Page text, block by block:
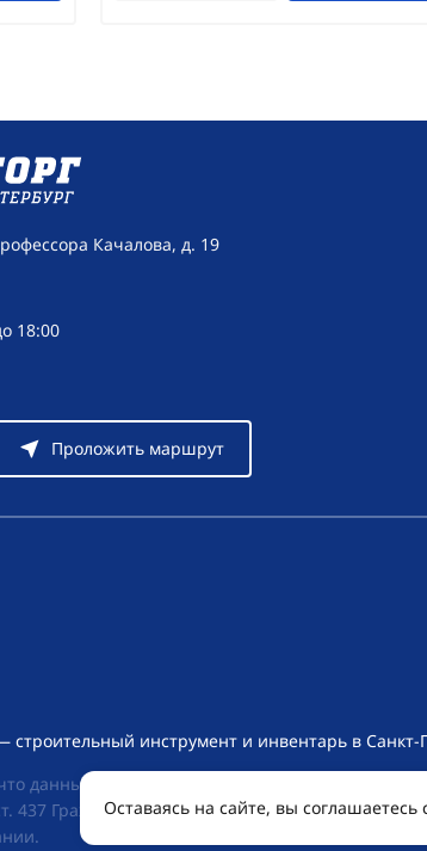
Качалова, д. 19
18:00
Проложить маршрут
инструмент и инвентарь в Санкт-
данный интернет-сайт носит исключительно
437 Гражданского кодекса Российской
Оставаясь на сайте, вы соглашаетесь